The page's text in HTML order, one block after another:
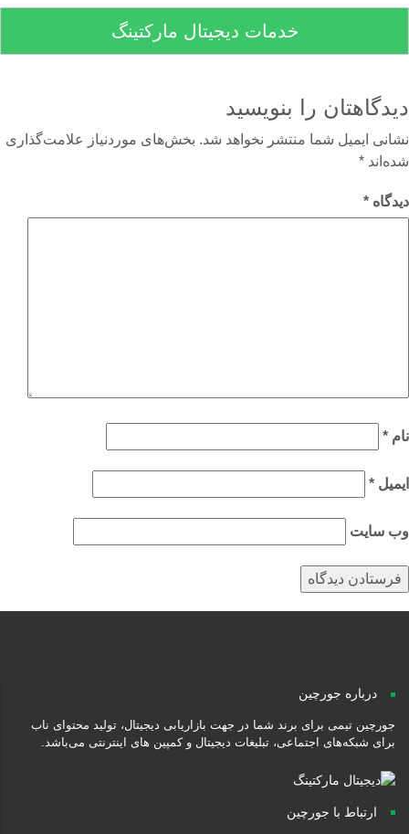
خدمات دیجیتال مارکتینگ
را بنویسید
ایمیل شما منتشر نخواهد شد. بخش‌های موردنیاز علامت‌گذاری
*
*
*
*
سایت
درباره جورچین
جورچین تیمی برای برند شما در جهت بازاریابی دیجیتال، تولید محتوای ناب
برای شبکه‌های اجتماعی، تبلیغات دیجیتال و کمپین های اینترنتی می‌باشد.
ارتباط با جورچین